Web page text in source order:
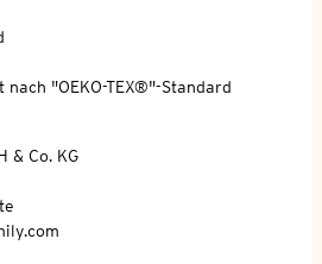
"OEKO-TEX®"-Standard
& Co. KG